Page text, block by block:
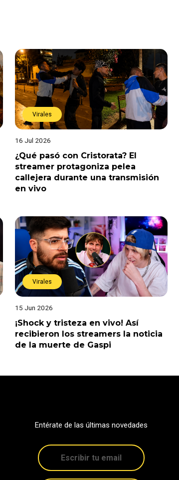
Virales
16 Jul 2026
¿Qué pasó con Cristorata? El
streamer protagoniza pelea
callejera durante una transmisión
en vivo
Virales
15 Jun 2026
¡Shock y tristeza en vivo! Así
recibieron los streamers la noticia
de la muerte de Gaspi
Entérate de las últimas novedades